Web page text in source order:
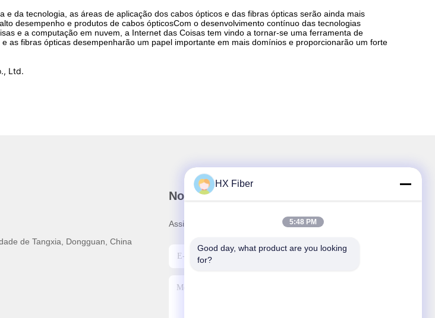
e da tecnologia, as áreas de aplicação dos cabos ópticos e das fibras ópticas serão ainda mais
desempenho e produtos de cabos ópticosCom o desenvolvimento contínuo das tecnologias
e a computação em nuvem, a Internet das Coisas tem vindo a tornar-se uma ferramenta de
as fibras ópticas desempenharão um papel importante em mais domínios e proporcionarão um forte
Ltd.
de Tangxia, Dongguan, China
Nosso boletim informativo
Assine nossa newsletter para descontos e muito mais.
HX Fiber
5:48 PM
Good day, what product are you looking
for?